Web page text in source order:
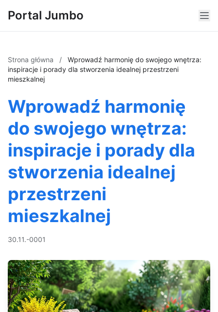
Portal Jumbo
Strona główna /
Wprowadź harmonię do swojego wnętrza:
inspiracje i porady dla stworzenia idealnej przestrzeni
mieszkalnej
Wprowadź harmonię
do swojego wnętrza:
inspiracje i porady dla
stworzenia idealnej
przestrzeni
mieszkalnej
30.11.-0001